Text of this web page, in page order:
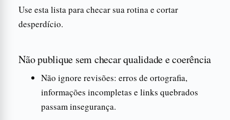
Use esta lista para checar sua rotina e cortar
desperdício.
Não publique sem checar qualidade e coerência
Não ignore revisões: erros de ortografia,
informações incompletas e links quebrados
passam insegurança.